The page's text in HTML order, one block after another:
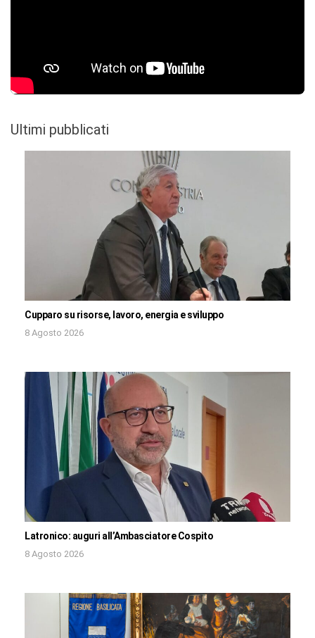
Ultimi pubblicati
Cupparo su risorse, lavoro, energia e sviluppo
8 Agosto 2026
Latronico: auguri all’Ambasciatore Cospito
8 Agosto 2026